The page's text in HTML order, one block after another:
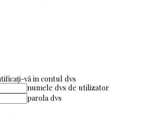
vă in contul dvs
numele dvs de utilizator
parola dvs